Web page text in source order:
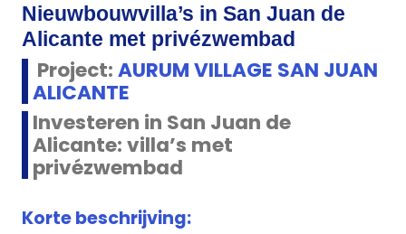
Nieuwbouwvilla’s in San Juan de
Alicante met privézwembad
Project:AURUM VILLAGE SAN JUAN
ALICANTE
Investeren in San Juan de
Alicante: villa’s met
privézwembad
Korte beschrijving: